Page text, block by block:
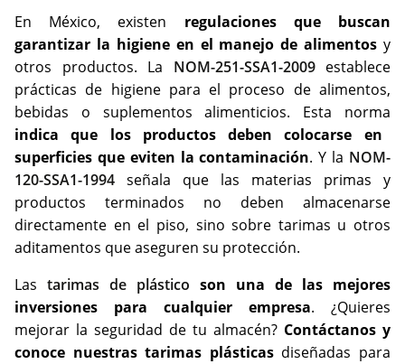
En México, existen regulaciones que buscan
garantizar la higiene en el manejo de alimentos y
otros productos. La NOM-251-SSA1-2009establece
prácticas de higiene para el proceso de alimentos,
bebidas o suplementos alimenticios. Esta norma
indica que los productos deben colocarse en
superficies que eviten la contaminación. Y la NOM-
120-SSA1-1994 señala que las materias primas y
productos terminados no deben almacenarse
directamente en el piso, sino sobre tarimas u otros
aditamentos que aseguren su protección.
Las tarimas de plástico son una de las mejores
inversiones para cualquier empresa. ¿Quieres
mejorar la seguridad de tu almacén? Contáctanos y
conoce nuestras tarimas plásticasdiseñadas para